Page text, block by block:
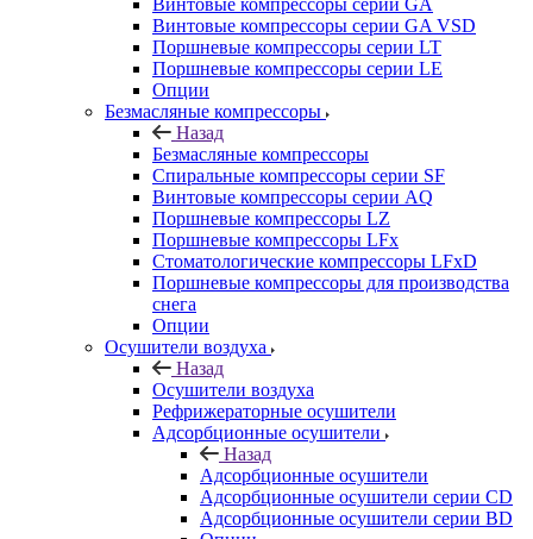
Винтовые компрессоры cерии GA
Винтовые компрессоры cерии GA VSD
Поршневые компрессоры серии LT
Поршневые компрессоры серии LE
Опции
Безмасляные компрессоры
Назад
Безмасляные компрессоры
Спиральные компрессоры серии SF
Винтовые компрессоры серии AQ
Поршневые компрессоры LZ
Поршневые компрессоры LFx
Стоматологические компрессоры LFxD
Поршневые компрессоры для производства
снега
Опции
Осушители воздуха
Назад
Осушители воздуха
Рефрижераторные осушители
Адсорбционные осушители
Назад
Адсорбционные осушители
Адсорбционные осушители серии CD
Адсорбционные осушители серии BD